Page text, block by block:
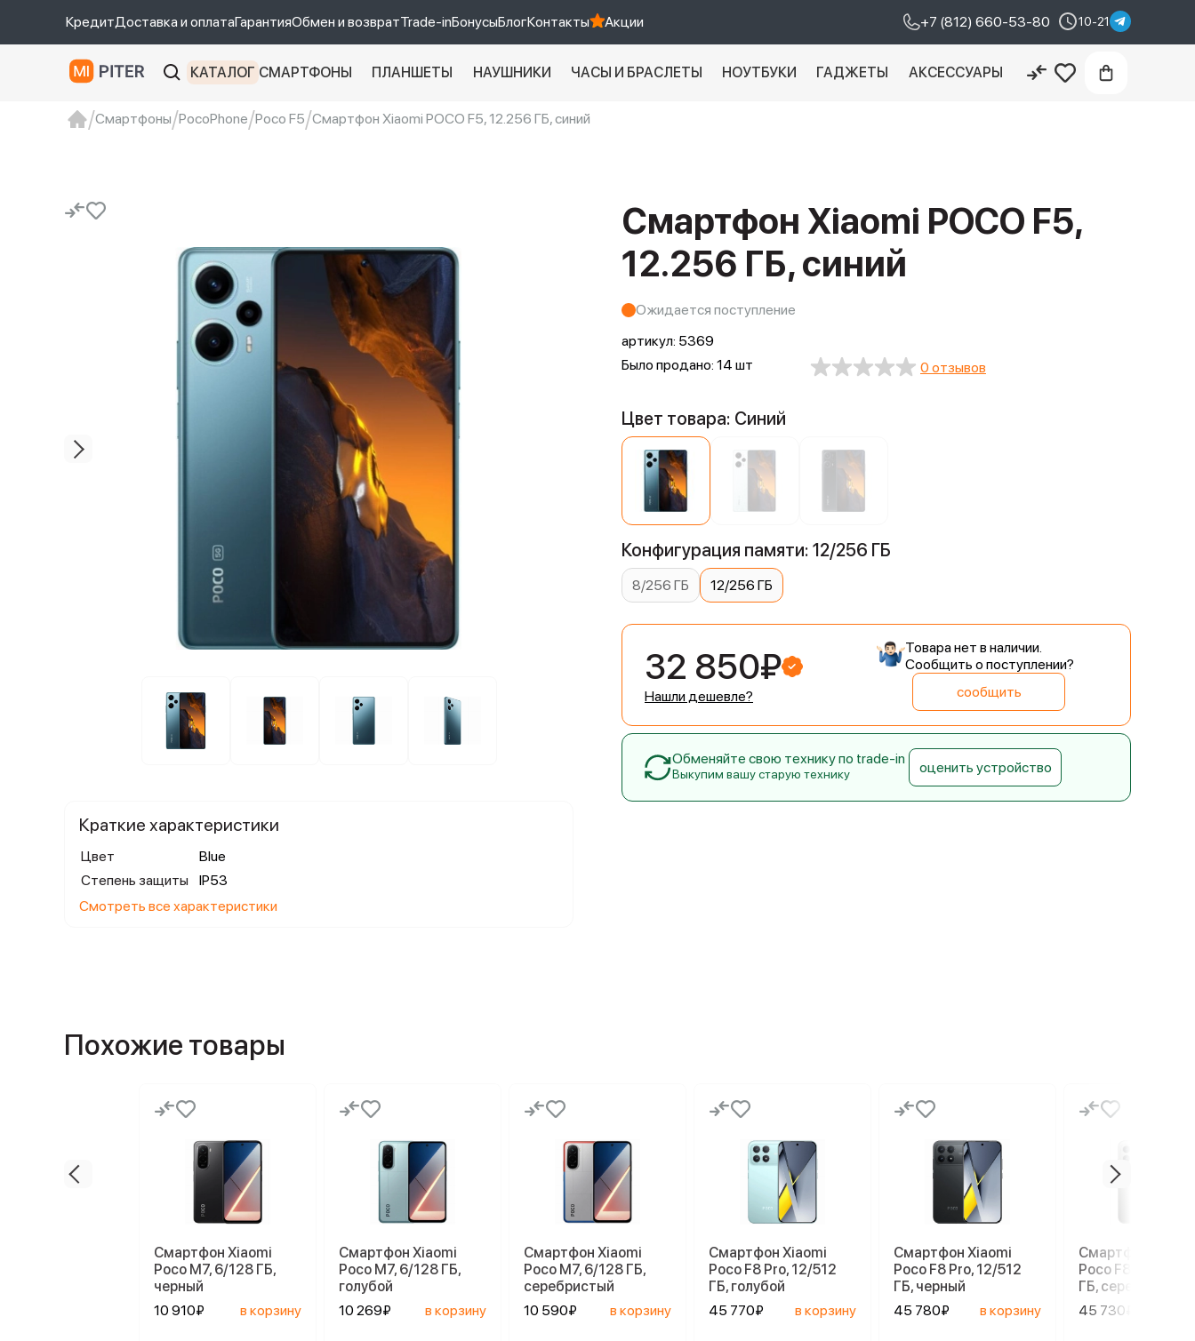
КредитДоставка и оплатаГарантияОбмен и возвратTrade-inБонусыБлогКонтакты Акции +7 (812) 660-53-80 10-21
КАТАЛОГ СМАРТФОНЫ ПЛАНШЕТЫ НАУШНИКИ ЧАСЫ И БРАСЛЕТЫ НОУТБУКИ ГАДЖЕТЫ АКСЕССУАРЫ
Смартфоны PocoPhone Poco F5 Смартфон Xiaomi POCO F5, 12.256 ГБ, синий
Смартфон Xiaomi POCO F5,
12.256 ГБ, синий
Ожидается поступление
артикул: 5369
Было продано: 14 шт
0 отзывов
Краткие характеристики
Цвет
Blue
Степень защиты
IP53
Смотреть все характеристики
Цвет товара: Синий
Конфигурация памяти: 12/256 ГБ
8/256 ГБ 12/256 ГБ
32 850₽
Нашли дешевле?
Товара нет в наличии.
Сообщить о поступлении?
сообщить
Обменяйте свою технику по trade-in
Выкупим вашу старую технику оценить устройство
Похожие товары
Смартфон Xiaomi
Poco M7, 6/128 ГБ,
черный
10 910₽
в корзину
Смартфон Xiaomi
Poco M7, 6/128 ГБ,
голубой
10 269₽
в корзину
Смартфон Xiaomi
Poco M7, 6/128 ГБ,
серебристый
10 590₽
в корзину
Смартфон Xiaomi
Poco F8 Pro, 12/512
ГБ, голубой
45 770₽
в корзину
Смартфон Xiaomi
Poco F8 Pro, 12/512
ГБ, черный
45 780₽
в корзину
Смартфон
Poco F8 Pro, 12/
ГБ, серебристый
45 730₽